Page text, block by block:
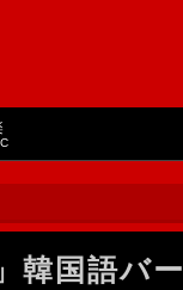
韓国語バー